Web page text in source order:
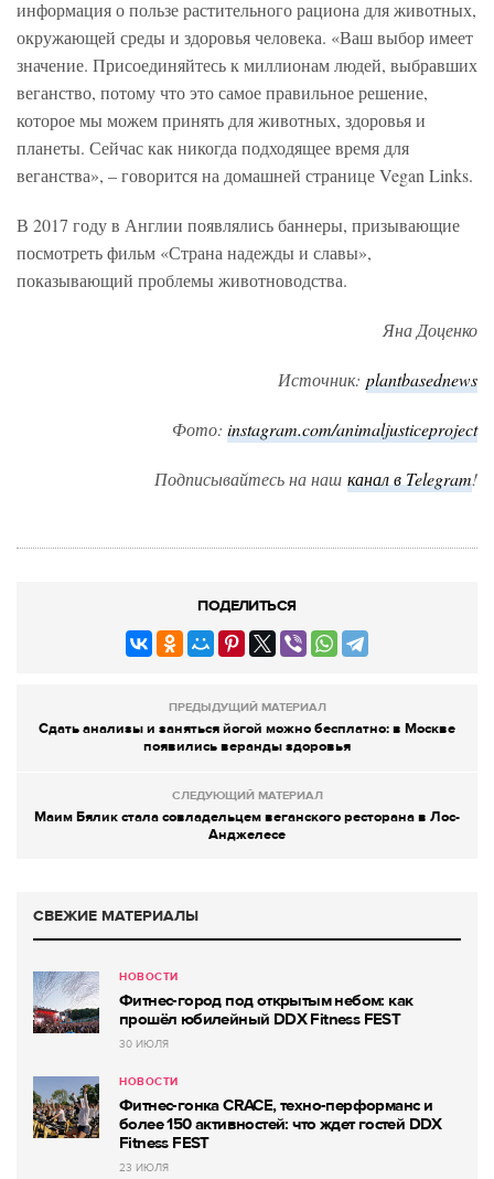
информация о пользе растительного рациона для животных,
окружающей среды и здоровья человека. «Ваш выбор имеет
значение. Присоединяйтесь к миллионам людей, выбравших
веганство, потому что это самое правильное решение,
которое мы можем принять для животных, здоровья и
планеты. Сейчас как никогда подходящее время для
веганства», – говорится на домашней странице Vegan Links.
В 2017 году в Англии появлялись баннеры, призывающие
посмотреть фильм «Страна надежды и славы»,
показывающий проблемы животноводства.
Яна Доценко
Источник: plantbasednews
Фото: instagram.com/animaljusticeproject
Подписывайтесь на наш канал в Telegram!
ПОДЕЛИТЬСЯ
ПРЕДЫДУЩИЙ МАТЕРИАЛ
Сдать анализы и заняться йогой можно бесплатно: в Москве
появились веранды здоровья
СЛЕДУЮЩИЙ МАТЕРИАЛ
Маим Бялик стала совладельцем веганского ресторана в Лос-
Анджелесе
СВЕЖИЕ МАТЕРИАЛЫ
НОВОСТИ
Фитнес-город под открытым небом: как
прошёл юбилейный DDX Fitness FEST
30 ИЮЛЯ
НОВОСТИ
Фитнес-гонка CRACE, техно-перформанс и
более 150 активностей: что ждет гостей DDX
Fitness FEST
23 ИЮЛЯ